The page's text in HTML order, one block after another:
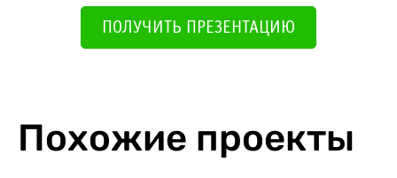
ПОЛУЧИТЬ ПРЕЗЕНТАЦИЮ
Похожие проекты